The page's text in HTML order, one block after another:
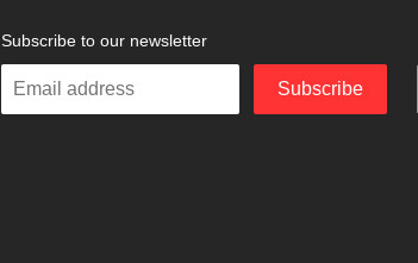
Subscribe to our newsletter
Enter
Subscribe